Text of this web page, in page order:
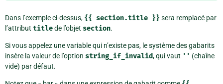
Dans l’exemple ci-dessus, {{ section.title }} sera remplacé par
l’attribut titlede l’objet section.
Si vous appelez une variable qui n’existe pas, le système des gabarits
insère la valeur de l’option string_if_invalid, qui vaut '' (chaîne
vide) par défaut.